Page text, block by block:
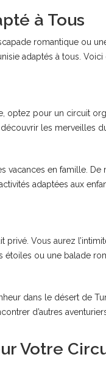
à Tous
romantique ou
adaptés à tous.
optez pour un circuit
les merveilles
vacances en famille.
adaptées aux
privé. Vous aurez
ou une balade
dans le désert de
d’autres
Votre